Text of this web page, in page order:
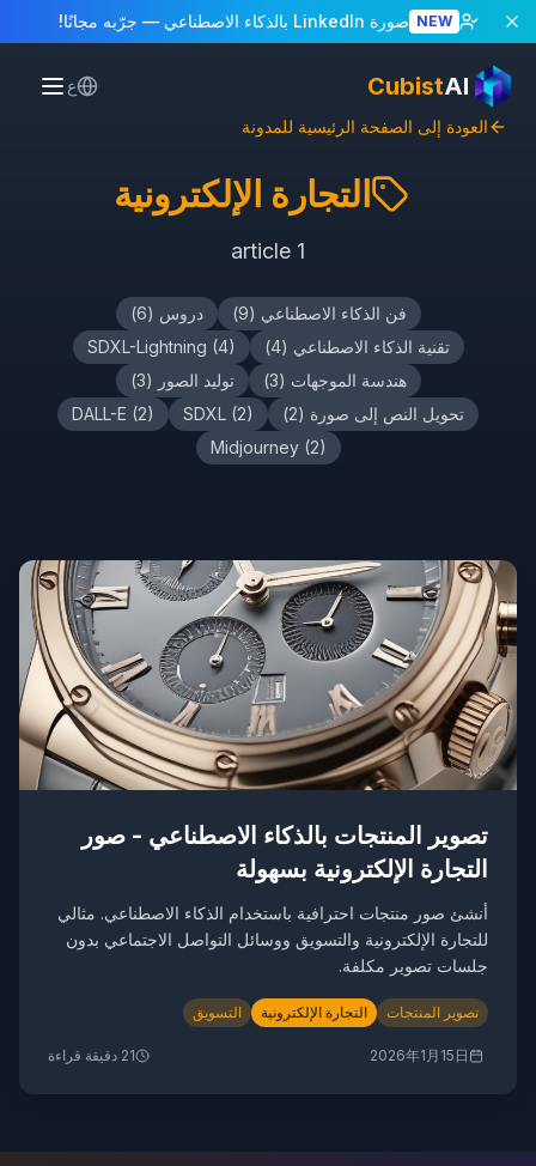
NEW صورة LinkedIn بالذكاء الاصطناعي — جرّبه مجانًا!
CubistAI
ع
العودة إلى الصفحة الرئيسية للمدونة
التجارة الإلكترونية
1
article
فن الذكاء الاصطناعي (
9
) دروس (
6
)
تقنية الذكاء الاصطناعي (
4
)
SDXL-Lightning (4)
هندسة الموجهات (
3
) توليد الصور (
3
)
تحويل النص إلى صورة (
2
)
SDXL (2)
DALL-E (2)
Midjourney(2)
تصوير المنتجات بالذكاء الاصطناعي - صور
التجارة الإلكترونية بسهولة
أنشئ صور منتجات احترافية باستخدام الذكاء الاصطناعي. مثالي
للتجارة الإلكترونية والتسويق ووسائل التواصل الاجتماعي بدون
جلسات تصوير مكلفة.
تصوير المنتجات التجارة الإلكترونية التسويق
2026年1月15日
21 دقيقة قراءة